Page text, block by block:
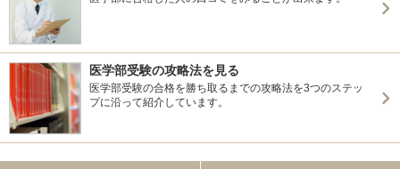
医学部受験の攻略法を見る
医学部受験の合格を勝ち取るまでの攻略法を3つのステッ
プに沿って紹介しています。